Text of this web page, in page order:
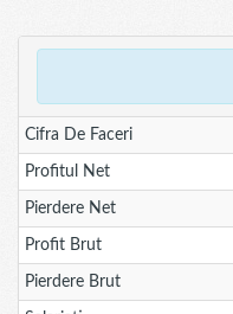
Cifra De Faceri
Profitul Net
Pierdere Net
Profit Brut
Pierdere Brut